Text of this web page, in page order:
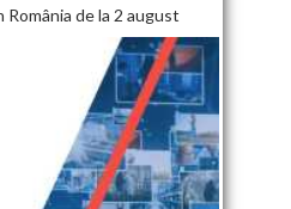
de la 2 august